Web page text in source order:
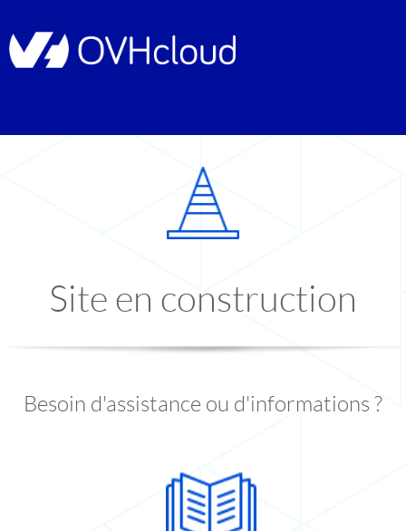
Site en construction
Besoin d'assistance ou d'informations ?